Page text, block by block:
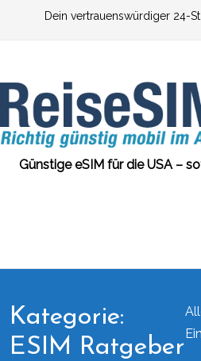
Dein vertrauenswürdiger 24-
Günstige eSIM für die USA –
Kategorie:
ESIM Ratgeber